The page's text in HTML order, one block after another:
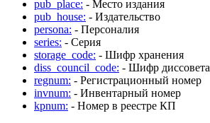
pub_place: - Место издания
pub_house: - Издательство
persona: - Персоналия
series: - Серия
storage_code: - Шифр хранения
diss_council_code: - Шифр диссовета
regnum: - Регистрационный номер
invnum: - Инвентарный номер
kpnum: - Номер в реестре КП